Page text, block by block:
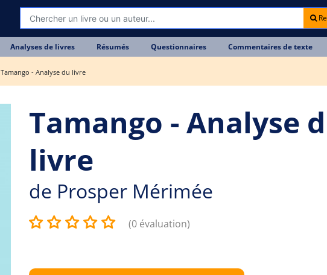
Analyses de livres Résumés Questionnaires Commentaires de texte
Tamango - Analyse du livre
Tamango - Analyse
livre
de Prosper Mérimée
(0 évaluation)